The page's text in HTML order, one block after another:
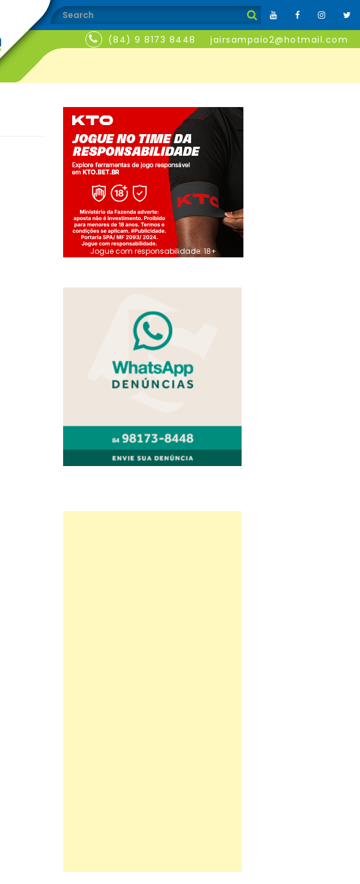
(84) 9 8173 8448 jairsampaio2@hotmail.com
Jogue com responsabilidade. 18+